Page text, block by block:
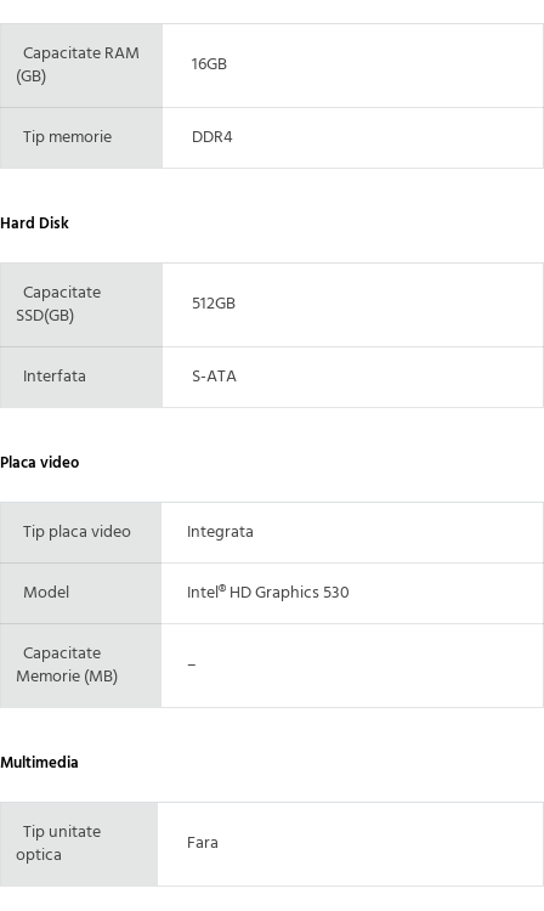
Capacitate RAM
(GB)
16GB
Tip memorie DDR4
Hard Disk
Capacitate
SSD(GB)
512GB
Interfata S-ATA
Placa video
Tip placa video Integrata
Model Intel® HD Graphics 530
Capacitate
Memorie (MB)
–
Multimedia
Tip unitate
optica
Fara